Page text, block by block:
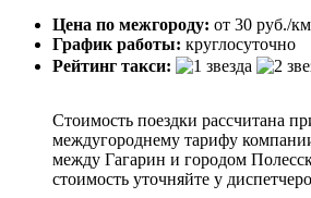
Цена по межгороду: от 30 руб./км
График работы: круглосуточно
Рейтинг такси:
Стоимость поездки рассчитана
междугороднему тарифу
между Гагарин и городом
стоимость уточняйте у